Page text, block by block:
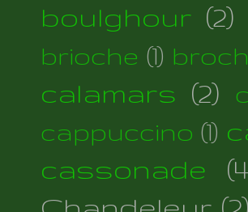
boulghour (2)
brioche (1)
calamars (2)
cappuccino (1)
cassonade